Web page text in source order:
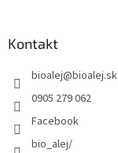
Kontakt
bioalej@bioalej.sk
0905 279 062
Facebook
bio_alej/